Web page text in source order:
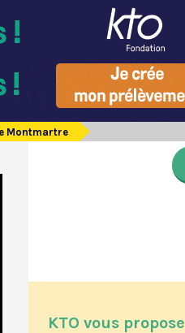
Montmartre
KTO vous propose